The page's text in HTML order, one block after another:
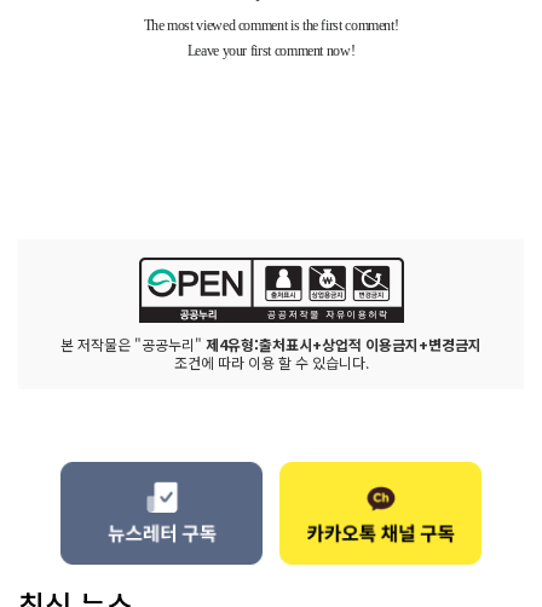
본 저작물은 "공공누리" 제4유형:출처표시+상업적 이용금지+변경금지
조건에 따라 이용 할 수 있습니다.